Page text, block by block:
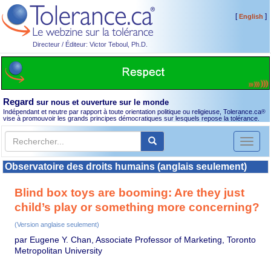
Directeur / Éditeur: Victor Teboul, Ph.D.
[English ]
Regard sur nous et ouverture sur le monde
Indépendant et neutre par rapport à toute orientation politique ou religieuse, Tolerance.ca®
vise à promouvoir les grands principes démocratiques sur lesquels repose la tolérance.
Toggle
Observatoire des droits humains (anglais seulement)
Blind box toys are booming: Are they just
child’s play or something more concerning?
(Version anglaise seulement)
par Eugene Y. Chan, Associate Professor of Marketing, Toronto
Metropolitan University